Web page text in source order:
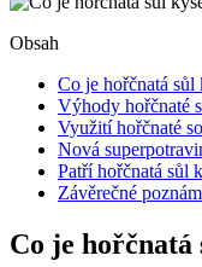
Obsah
Co je hořčnatá
Výhody hořčnaté
Využití hořčnaté
Nová
Patří hořčnatá sůl
Závěrečné
Co je hořčnatá